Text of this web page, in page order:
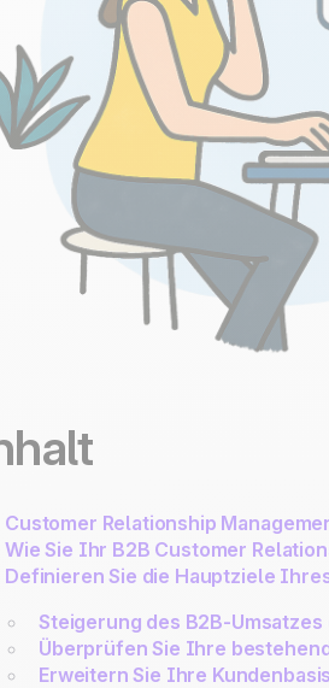
Customer Relationship
Wie Sie Ihr B2B Customer
Definieren Sie die Hauptziele
Steigerung des B2B-
Überprüfen Sie Ihre
Erweitern Sie Ihre